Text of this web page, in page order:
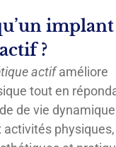
implant
?
actifaméliore
tout en
de vie
activités